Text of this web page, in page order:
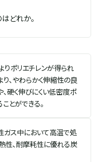
どれか。
りポリエチレンが得られ
、やわらかく伸縮性の良
硬く伸びにくい低密度ポ
とができる。
ガス中において高温で処
性、耐摩耗性に優れる炭